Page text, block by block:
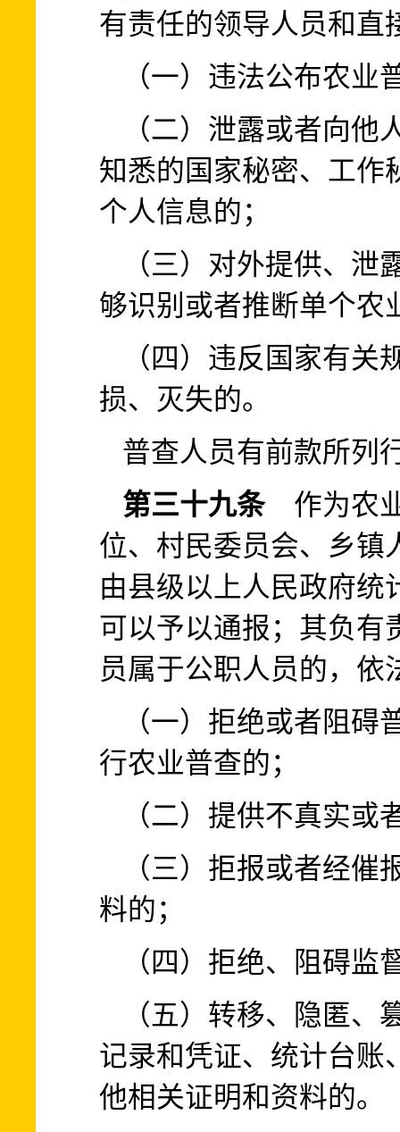
有责任的领导人员和直
（一）违法公布农业
（二）泄露或者向他
知悉的国家秘密、工作
个人信息的；
（三）对外提供、泄
够识别或者推断单个农
（四）违反国家有关
损、灭失的。
普查人员有前款所列
第三十九条作为农业
位、村民委员会、乡镇
由县级以上人民政府统
可以予以通报；其负有
员属于公职人员的，依
（一）拒绝或者阻碍
行农业普查的；
（二）提供不真实或
（三）拒报或者经催
料的；
（四）拒绝、阻碍监
（五）转移、隐匿、
记录和凭证、统计台账
他相关证明和资料的。